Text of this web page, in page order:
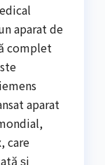
aparat de
complet
aparat
care
și